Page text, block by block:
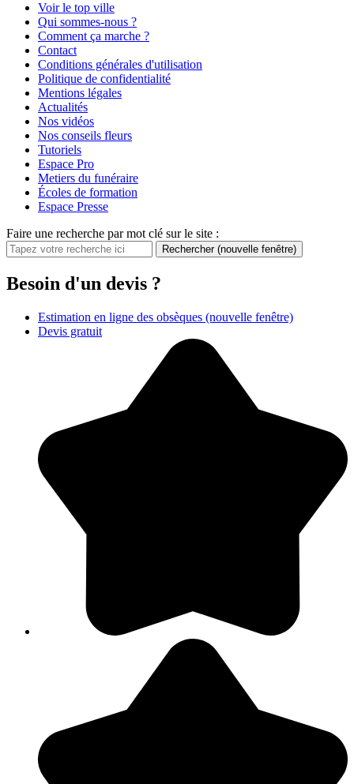
Voir le top ville
Qui sommes-nous ?
Comment ça marche ?
Contact
Conditions générales d'utilisation
Politique de confidentialité
Mentions légales
Actualités
Nos vidéos
Nos conseils fleurs
Tutoriels
Espace Pro
Metiers du funéraire
Écoles de formation
Espace Presse
Faire une recherche par mot clé sur le site :
Rechercher (nouvelle fenêtre)
Besoin d'un devis ?
Estimation en ligne des obsèques (nouvelle fenêtre)
Devis gratuit